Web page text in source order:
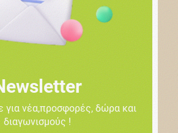
για νέα,προσφορές, δώρα και
διαγωνισμούς !